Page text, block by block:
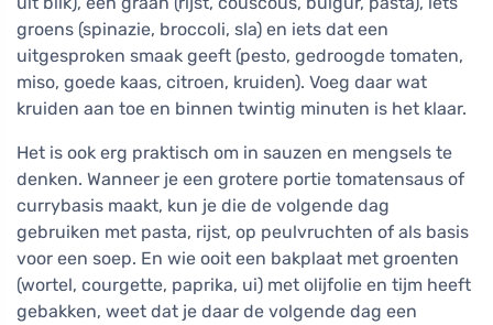
groens (spinazie, broccoli, sla) en iets dat een
uitgesproken smaak geeft (pesto, gedroogde tomaten,
miso, goede kaas, citroen, kruiden). Voeg daar wat
kruiden aan toe en binnen twintig minuten is het klaar.
Het is ook erg praktisch om in sauzen en mengsels te
denken. Wanneer je een grotere portie tomatensaus of
currybasis maakt, kun je die de volgende dag
gebruiken met pasta, rijst, op peulvruchten of als basis
voor een soep. En wie ooit een bakplaat met groenten
(wortel, courgette, paprika, ui) met olijfolie en tijm heeft
gebakken, weet dat je daar de volgende dag een